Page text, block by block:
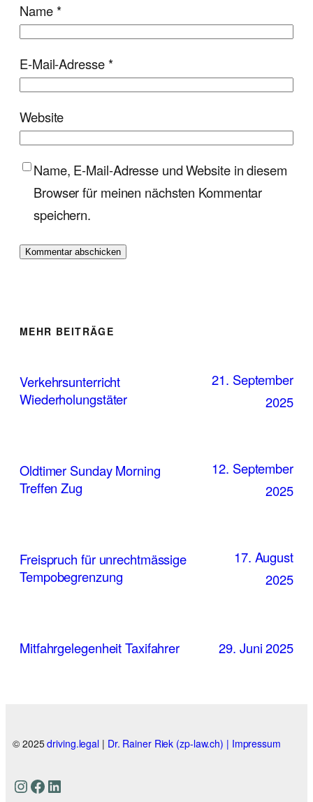
Name*
E-Mail-Adresse*
Website
Name, E-Mail-Adresse und Website in diesem
Browser für meinen nächsten Kommentar
speichern.
MEHR BEITRÄGE
Verkehrsunterricht
Wiederholungstäter
21. September
2025
Oldtimer Sunday Morning
Treffen Zug
12. September
2025
Freispruch für unrechtmässige
Tempobegrenzung
17. August
2025
Mitfahrgelegenheit Taxifahrer 29. Juni 2025
© 2025driving.legal | Dr. Rainer Riek (zp-law.ch) | Impressum
Instagram
Facebook
LinkedIn